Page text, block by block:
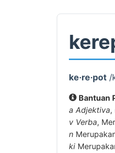
ke·re·pot /
Bantuan
a Adjektiva,
v Verba,
n
ki